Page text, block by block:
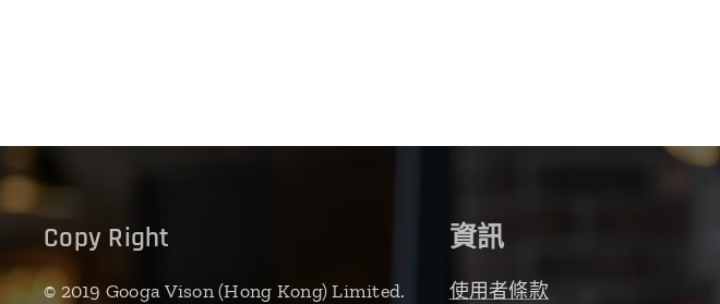
Copy Right
© 2019 Googa Vison (Hong Kong) Limited.
資訊
使用者條款